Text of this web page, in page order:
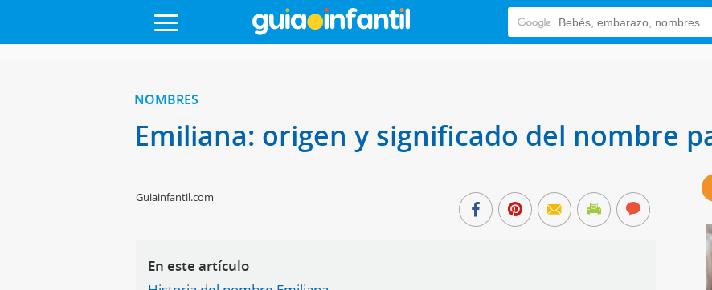
NOMBRES
Emiliana: origen y significado del nombre
Guiainfantil.com
En este artículo